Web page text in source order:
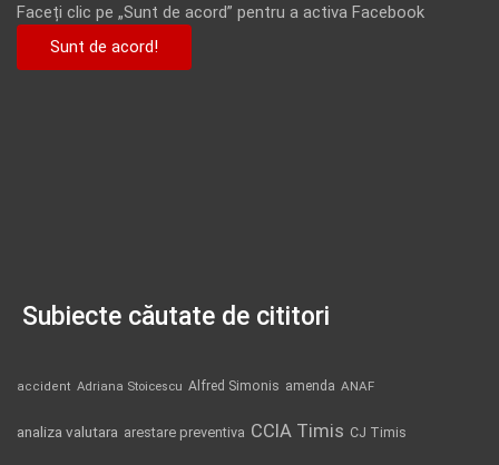
Faceți clic pe „Sunt de acord” pentru a activa Facebook
Sunt de acord!
Subiecte căutate de cititori
accident Adriana Stoicescu Alfred Simonis amenda ANAF
analiza valutara arestare preventiva CCIA Timis CJ Timis